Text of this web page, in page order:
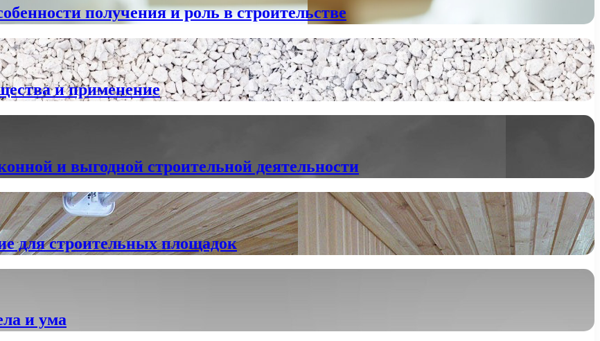
получения и роль в строительстве
и применение
и выгодной строительной деятельности
для строительных площадок
и ума